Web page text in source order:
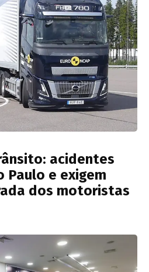
acidentes
Paulo e exigem
dos motoristas